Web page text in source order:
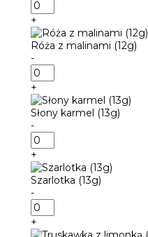
ilość
Pistacja
sycylijska
(13g)
+
Róża z malinami (12g)
-
ilość
Róża
z
malinami
(12g)
+
Słony karmel (13g)
-
ilość
Słony
karmel
(13g)
+
Szarlotka (13g)
-
ilość
Szarlotka
(13g)
+